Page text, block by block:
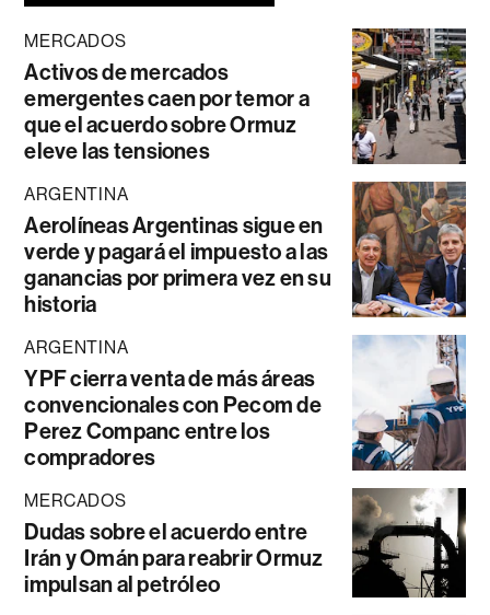
MERCADOS
Activos de mercados
emergentes caen por temor a
que el acuerdo sobre Ormuz
eleve las tensiones
ARGENTINA
Aerolíneas Argentinas sigue en
verde y pagará el impuesto a las
ganancias por primera vez en su
historia
ARGENTINA
YPF cierra venta de más áreas
convencionales con Pecom de
Perez Companc entre los
compradores
MERCADOS
Dudas sobre el acuerdo entre
Irán y Omán para reabrir Ormuz
impulsan al petróleo